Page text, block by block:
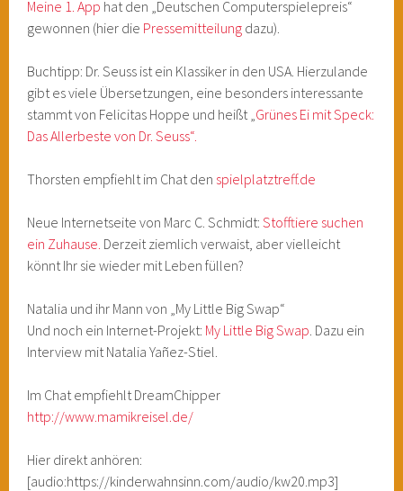
Meine 1. App hat den „Deutschen Computerspielepreis“
gewonnen (hier die Pressemitteilung dazu).
Buchtipp: Dr. Seuss ist ein Klassiker in den USA. Hierzulande
gibt es viele Übersetzungen, eine besonders interessante
stammt von Felicitas Hoppe und heißt „Grünes Ei mit Speck:
Das Allerbeste von Dr. Seuss“.
Thorsten empfiehlt im Chat den spielplatztreff.de
Neue Internetseite von Marc C. Schmidt:Stofftiere suchen
ein Zuhause. Derzeit ziemlich verwaist, aber vielleicht
könnt Ihr sie wieder mit Leben füllen?
Natalia und ihr Mann von „My Little Big Swap“
Und noch ein Internet-Projekt: My Little Big Swap. Dazu ein
Interview mit Natalia Yañez-Stiel.
Im Chat empfiehlt DreamChipper
http://www.mamikreisel.de/
Hier direkt anhören:
[audio:https://kinderwahnsinn.com/audio/kw20.mp3]